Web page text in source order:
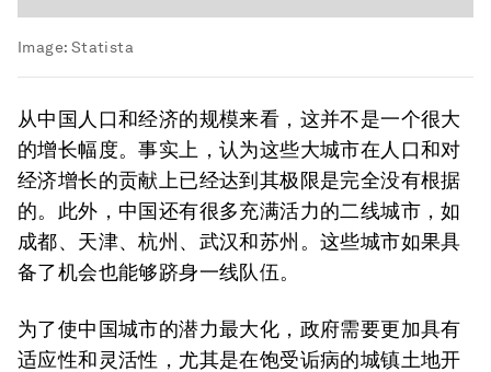
Image: Statista
从中国人口和经济的规模来看，这并不是一个很大
的增长幅度。事实上，认为这些大城市在人口和对
经济增长的贡献上已经达到其极限是完全没有根据
的。此外，中国还有很多充满活力的二线城市，如
成都、天津、杭州、武汉和苏州。这些城市如果具
备了机会也能够跻身一线队伍。
为了使中国城市的潜力最大化，政府需要更加具有
适应性和灵活性，尤其是在饱受诟病的城镇土地开